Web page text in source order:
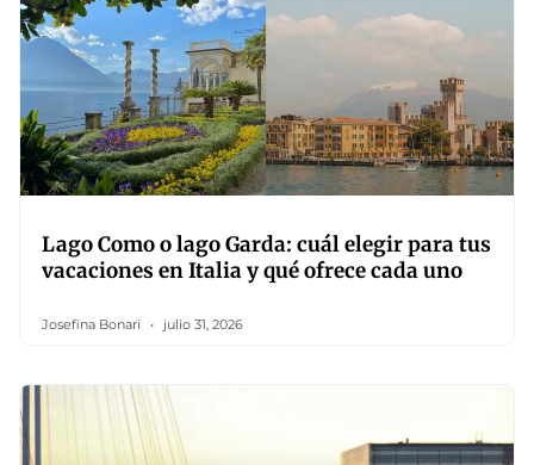
Lago Como o lago Garda: cuál elegir para tus
vacaciones en Italia y qué ofrece cada uno
Josefina Bonari julio 31, 2026